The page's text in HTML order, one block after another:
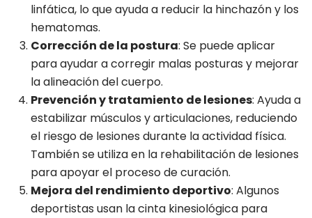
linfática, lo que ayuda a reducir la hinchazón y los
hematomas.
Corrección de la postura: Se puede aplicar
para ayudar a corregir malas posturas y mejorar
la alineación del cuerpo.
Prevención y tratamiento de lesiones: Ayuda a
estabilizar músculos y articulaciones, reduciendo
el riesgo de lesiones durante la actividad física.
También se utiliza en la rehabilitación de lesiones
para apoyar el proceso de curación.
Mejora del rendimiento deportivo: Algunos
deportistas usan la cinta kinesiológica para